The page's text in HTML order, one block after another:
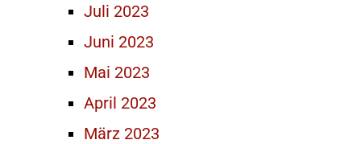
Juli 2023
Juni 2023
Mai 2023
April 2023
März 2023